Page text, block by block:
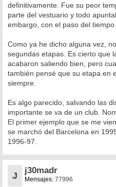
definitivamente. Fue su peor
parte del vestuario y todo
embargo, con el paso del tiempo
Como ya he dicho alguna vez,
segundas etapas. Es cierto que
acabaron saliendo bien, pero
también pensé que su etapa en
siempre.
Es algo parecido, salvando las
importante se va de un club.
El primer ejemplo que se me
se marchó del Barcelona en
1996-97.
J
j30madr
Mensajes: 77996